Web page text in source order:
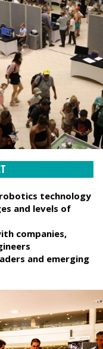
technology
and levels of
companies,
and emerging